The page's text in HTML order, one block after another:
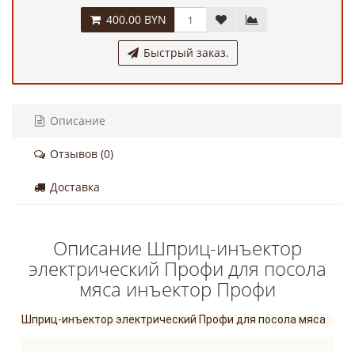
400.00 BYN
Быстрый заказ.
Описание
Отзывов (0)
Доставка
Описание Шприц-инъектор
электрический Профи для посола
мяса инъектор Профи
Шприц-инъектор электрический Профи для посола мяса